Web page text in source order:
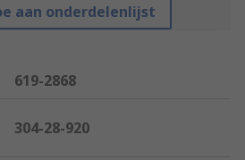
aan onderdelenlijst
619-2868
304-28-920